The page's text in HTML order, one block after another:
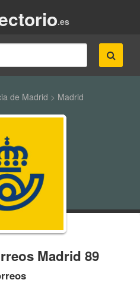
.es
de Madrid > Madrid
Madrid 89